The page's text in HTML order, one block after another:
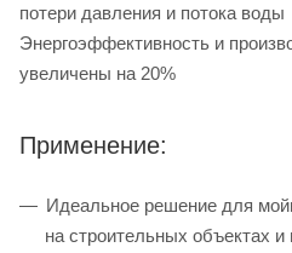
потери давления и потока воды
Энергоэффективность и
увеличены на 20%
Применение:
Идеальное решение для
на строительных объектах и